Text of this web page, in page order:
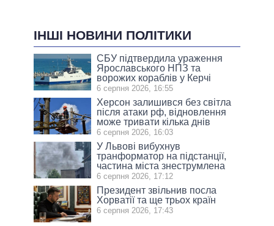
ІНШІ НОВИНИ ПОЛІТИКИ
СБУ підтвердила ураження
Ярославського НПЗ та
ворожих кораблів у Керчі
6 серпня 2026, 16:55
Херсон залишився без світла
після атаки рф, відновлення
може тривати кілька днів
6 серпня 2026, 16:03
У Львові вибухнув
транформатор на підстанції,
частина міста знеструмлена
6 серпня 2026, 17:12
Президент звільнив посла
Хорватії та ще трьох країн
6 серпня 2026, 17:43